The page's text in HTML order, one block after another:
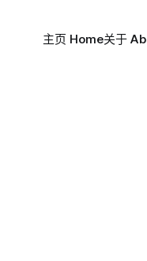
主页 Home关于